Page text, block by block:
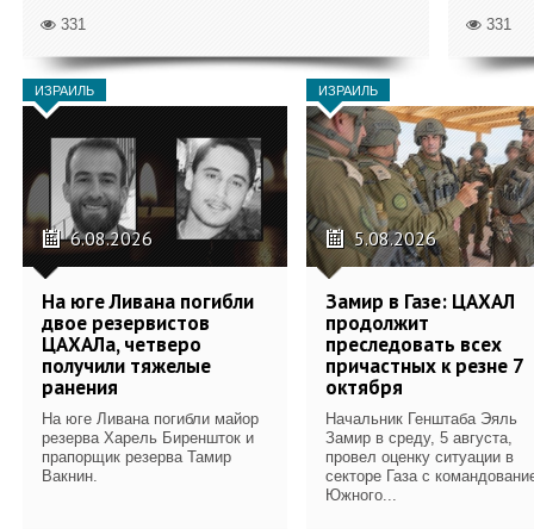
331 331
ИЗРАИЛЬ
6.08.2026
На юге Ливана погибли
двое резервистов
ЦАХАЛа, четверо
получили тяжелые
ранения
На юге Ливана погибли майор
резерва Харель Биреншток и
прапорщик резерва Тамир
Вакнин.
ИЗРАИЛЬ
5.08.2026
Замир в Газе: ЦАХАЛ
продолжит
преследовать всех
причастных к резне 7
октября
Начальник Генштаба Эяль
Замир в среду, 5 августа,
провел оценку ситуации в
секторе Газа с
Южного...